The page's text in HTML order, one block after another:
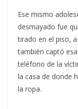
Ese mismo
desmayado fue
tirado en el piso,
también captó
teléfono de la
la casa de donde
la ropa.